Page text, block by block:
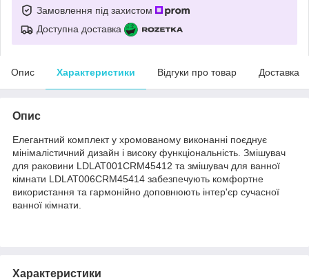
Замовлення під захистом
Доступна доставка
Опис Характеристики Відгуки про товар Доставка
Опис
Елегантний комплект у хромованому виконанні поєднує
мінімалістичний дизайн і високу функціональність. Змішувач
для раковини LDLAT001CRM45412 та змішувач для ванної
кімнати LDLAT006CRM45414 забезпечують комфортне
використання та гармонійно доповнюють інтер'єр сучасної
ванної кімнати.
Характеристики